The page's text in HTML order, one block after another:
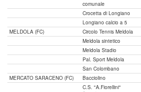
comunale
Crocetta di Longiano
Longiano calcio a 5
MELDOLA (FC)
Circolo Tennis Meldola
Meldola sintetico
Meldola Stadio
Pal. Sport Meldola
San Colombano
MERCATO SARACENO (FC)
Bacciolino
C.S. "A.Fiorellini"